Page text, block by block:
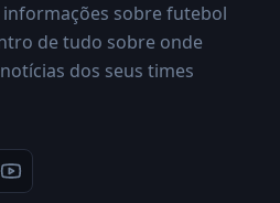
sobre futebol
de tudo sobre onde
dos seus times